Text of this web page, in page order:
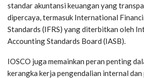
standar akuntansi keuangan yang
dipercaya, termasuk International
Standards (IFRS) yang diterbitkan oleh
Accounting Standards Board (IASB).
IOSCO juga memainkan peran penting
kerangka kerja pengendalian internal